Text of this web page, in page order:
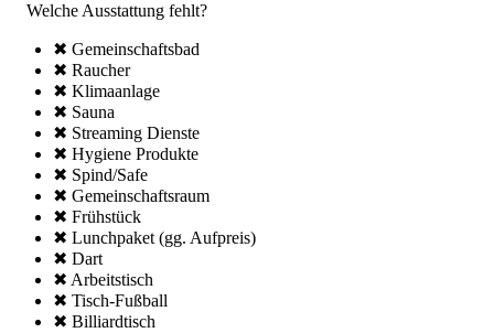
Welche Ausstattung fehlt?
✖ Gemeinschafts­bad
✖ Raucher
✖ Klima­anlage
✖ Sauna
✖ Streaming Dienste
✖ Hygiene Produkte
✖ Spind/Safe
✖ Gemeinschafts­raum
✖ Frühstück
✖ Lunchpaket (gg. Aufpreis)
✖ Dart
✖ Arbeitstisch
✖ Tisch-Fußball
✖ Billiardtisch